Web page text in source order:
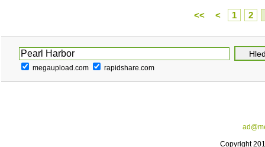
<< < 1 2
megaupload.com rapidshare.com
Copyright